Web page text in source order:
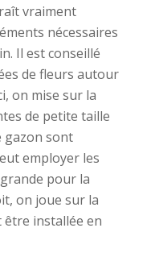
vraiment
nécessaires
Il est conseillé
de fleurs autour
on mise sur la
de petite taille
gazon sont
employer les
pour la
on joue sur la
installée en